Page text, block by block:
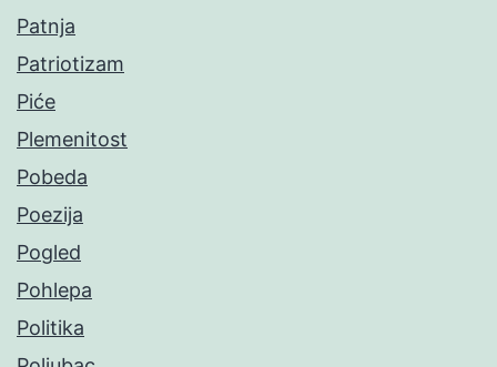
Patnja
Patriotizam
Piće
Plemenitost
Pobeda
Poezija
Pogled
Pohlepa
Politika